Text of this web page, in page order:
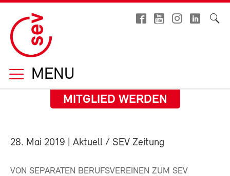
MENU
MITGLIED WERDEN
28. Mai 2019 | Aktuell / SEV Zeitung
VON SEPARATEN BERUFSVEREINEN ZUM SEV